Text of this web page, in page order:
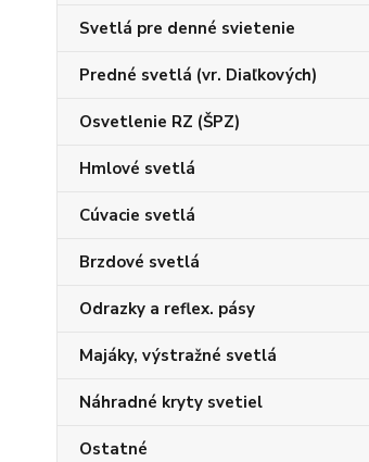
Svetlá pre denné svietenie
Predné svetlá (vr. Diaľkových)
Osvetlenie RZ (ŠPZ)
Hmlové svetlá
Cúvacie svetlá
Brzdové svetlá
Odrazky a reflex. pásy
Majáky, výstražné svetlá
Náhradné kryty svetiel
Ostatné